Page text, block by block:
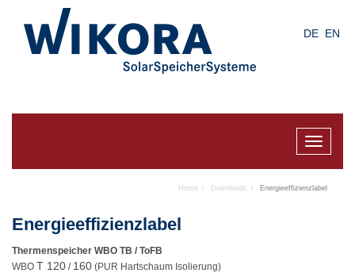
DE EN
Toggle
Home Downloads Energieeffizienzlabel
Energieeffizienzlabel
Thermenspeicher WBO TB / ToFB
WBO T 120 / 160 (PUR Hartschaum Isolierung)